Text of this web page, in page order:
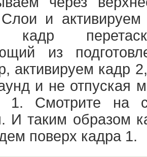
Слои и
кадр
из
активируем кадр
и не
1. Смотрите на
И таким образом
поверх кадра 1.